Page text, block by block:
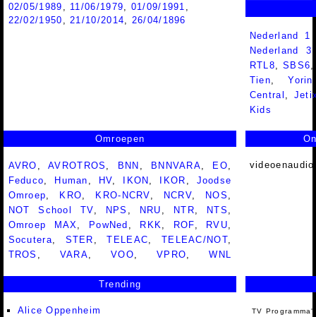
02/05/1989 , 11/06/1979, 01/09/1991 ,
22/02/1950 ,21/10/2014, 26/04/1896
Nederland
Nederland
RTL8 ,SBS6
Tien ,Yorin
Central
Kids
Omroepen
AVRO ,AVROTROS , BNN , BNNVARA, EO,
Feduco, Human , HV, IKON , IKOR , Joodse
Omroep, KRO, KRO-NCRV, NCRV, NOS ,
NOT School TV, NPS , NRU , NTR, NTS ,
Omroep MAX, PowNed , RKK, ROF, RVU,
Socutera, STER ,TELEAC, TELEAC/NOT,
TROS , VARA,VOO,VPRO,WNL
Trending
Alice Oppenheim
TV